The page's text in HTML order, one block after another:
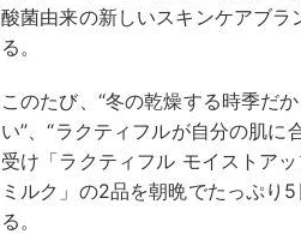
酸菌由来の新しいスキンケアブ
る。
このたび、“冬の乾燥する時季だ
い”、“ラクティフルが自分の肌に
受け「ラクティフル モイストア
ミルク」の2品を朝晩でたっぷり
る。